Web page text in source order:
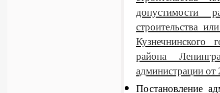
допустимости
строительства
Кузнечнинского
района
администрации
Постановление